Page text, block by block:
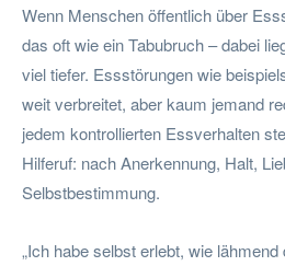
Wenn Menschen öffentlich über
das oft wie ein Tabubruch – dabei
viel tiefer. Essstörungen wie
weit verbreitet, aber kaum jemand
jedem kontrollierten Essverhalten
Hilferuf: nach Anerkennung, Halt,
Selbstbestimmung.
„Ich habe selbst erlebt, wie